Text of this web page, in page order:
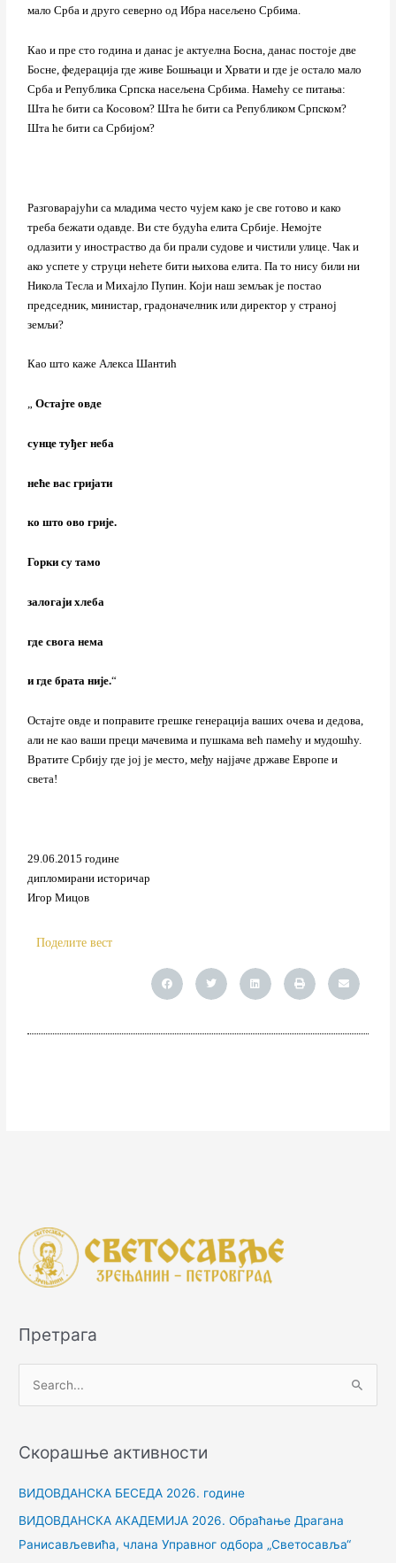
мало Срба и друго северно од Ибра насељено Србима.
Као и пре сто година и данас је актуелна Босна, данас постоје две
Босне, федерација где живе Бошњаци и Хрвати и где је остало мало
Срба и Република Српска насељена Србима. Намећу се питања:
Шта ће бити са Косовом? Шта ће бити са Републиком Српском?
Шта ће бити са Србијом?
Разговарајући са младима често чујем како је све готово и како
треба бежати одавде. Ви сте будућа елита Србије. Немојте
одлазити у иностраство да би прали судове и чистили улице. Чак и
ако успете у струци нећете бити њихова елита. Па то нису били ни
Никола Тесла и Михајло Пупин. Који наш земљак је постао
председник, министар, градоначелник или директор у страној
земљи?
Као што каже Алекса Шантић
„Остајте овде
сунце туђег неба
неће вас гријати
ко што ово грије.
Горки су тамо
залогаји хлеба
где свога нема
и где брата није.“
Остајте овде и поправите грешке генерација ваших очева и дедова,
али не као ваши преци мачевима и пушкама већ памећу и мудошћу.
Вратите Србију где јој је место, међу најјаче државе Европе и
света!
29.06.2015 године
дипломирани историчар
Игор Мицов
Поделите вест
Претрага
т
Скорашње активности
ВИДОВДАНСКА БЕСЕДА 2026. године
ВИДОВДАНСКА АКАДЕМИЈА 2026. Обраћање Драгана
Ранисављевића, члана Управног одбора „Светосавља“